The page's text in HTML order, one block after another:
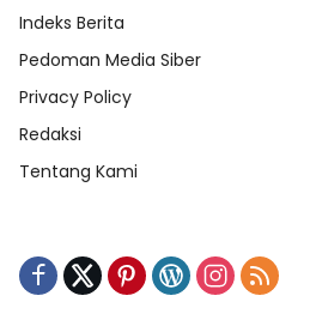
Indeks Berita
Pedoman Media Siber
Privacy Policy
Redaksi
Tentang Kami